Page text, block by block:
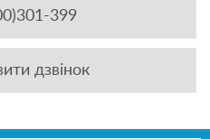
399
дзвінок